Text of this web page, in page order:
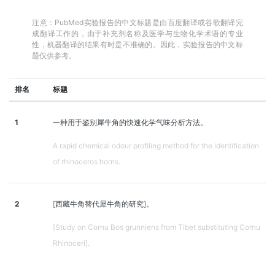
注意：PubMed实验报告的中文标题是由百度翻译或谷歌翻译完
成翻译工作的，由于补充剂名称及医学与生物化学术语的专业
性，机器翻译的结果有时是不准确的。因此，实验报告的中文标
题仅供参考。
排名 标题
1 一种用于鉴别犀牛角的快速化学气味分析方法。
A rapid chemical odour profiling method for the identification
of rhinoceros horns.
2 [西藏牛角替代犀牛角的研究]。
[Study on Cornu Bos grunniens from Tibet substituting Cornu
Rhinoceri].